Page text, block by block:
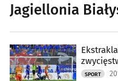
Jagiellonia
SPORT